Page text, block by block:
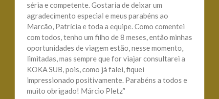
séria e competente. Gostaria de deixar um
agradecimento especial e meus parabéns ao
Marcão, Patrícia e toda a equipe. Como comentei
com todos, tenho um filho de 8 meses, então minhas
oportunidades de viagem estão, nesse momento,
limitadas, mas sempre que for viajar consultarei a
KOKA SUB, pois, como já falei, fiquei
impressionado positivamente. Parabéns a todos e
muito obrigado! Márcio Pletz”